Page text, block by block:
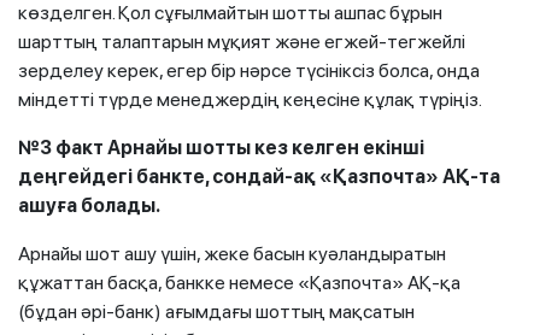
көзделген. Қол сұғылмайтын шотты ашпас бұрын
шарттың талаптарын мұқият және егжей-тегжейлі
зерделеу керек, егер бір нәрсе түсініксіз болса, онда
міндетті түрде менеджердің кеңесіне құлақ түріңіз.
№3 факт Арнайы шотты кез келген екінші
деңгейдегі банкте, сондай-ақ «Қазпочта» АҚ-та
ашуға болады.
Арнайы шот ашу үшін, жеке басын куәландыратын
құжаттан басқа, банкке немесе «Қазпочта» АҚ-қа
(бұдан әрі-банк) ағымдағы шоттың мақсатын